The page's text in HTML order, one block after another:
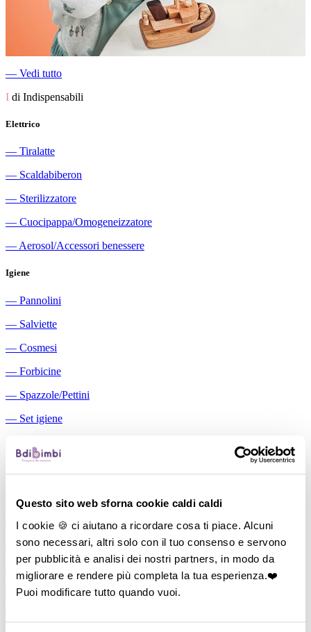
Questo sito web sforna cookie caldi caldi
I cookie 🍪 ci aiutano a ricordare cosa ti piace. Alcuni
sono necessari, altri solo con il tuo consenso e servono
per pubblicità e analisi dei nostri partners, in modo da
migliorare e rendere più completa la tua esperienza.❤️
Puoi modificare tutto quando vuoi.
― Vedi tutto
I di Indispensabili
Elettrico
― Tiralatte
― Scaldabiberon
― Sterilizzatore
― Cuocipappa/Omogeneizzatore
― Aerosol/Accessori benessere
Igiene
― Pannolini
― Salviette
― Cosmesi
― Forbicine
― Spazzole/Pettini
― Set igiene
Aspiratori nasali manuali
―
Cuscini allattamento
―Biberon
―
Tettarelle
―Succhietti